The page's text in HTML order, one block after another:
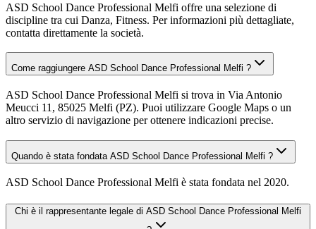
ASD School Dance Professional Melfi offre una selezione di
discipline tra cui Danza, Fitness. Per informazioni più dettagliate,
contatta direttamente la società.
Come raggiungere ASD School Dance Professional Melfi ?
ASD School Dance Professional Melfi si trova in Via Antonio
Meucci 11, 85025 Melfi (PZ). Puoi utilizzare Google Maps o un
altro servizio di navigazione per ottenere indicazioni precise.
Quando è stata fondata ASD School Dance Professional Melfi ?
ASD School Dance Professional Melfi è stata fondata nel 2020.
Chi è il rappresentante legale di ASD School Dance Professional Melfi